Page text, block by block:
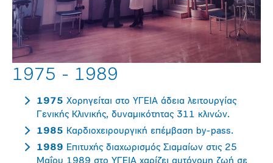
1975 - 1989
1975 Χορηγείται στο ΥΓΕΙΑ άδεια λειτουργίας
Γενικής Κλινικής, δυναμικότητας 311 κλινών.
1985 Καρδιοχειρουργική επέμβαση by-pass.
1989 Επιτυχής διαχωρισμός Σιαμαίων στις 25